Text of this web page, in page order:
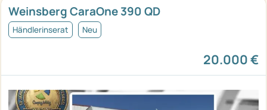
Weinsberg CaraOne 390 QD
Händlerinserat Neu
20.000 €